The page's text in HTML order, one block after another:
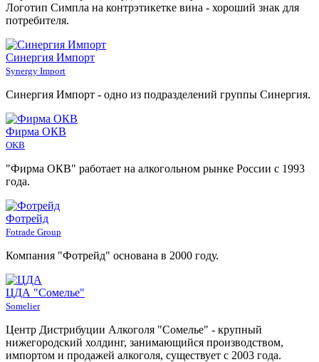
Логотип Симпла на контрэтикетке вина - хороший знак для
потребителя.
Синергия Импорт
Synergy Import
Синергия Импорт - одно из подразделений группы Синергия.
Фирма ОКВ
OKB
"Фирма ОКВ" работает на алкогольном рынке России с 1993
года.
Фотрейд
Fotrade Group
Компания "Фотрейд" основана в 2000 году.
ЦДА "Сомелье"
Somelier
Центр Дистрибуции Алкоголя "Сомелье" - крупный
нижегородский холдинг, занимающийся производством,
импортом и продажей алкоголя, существует с 2003 года.